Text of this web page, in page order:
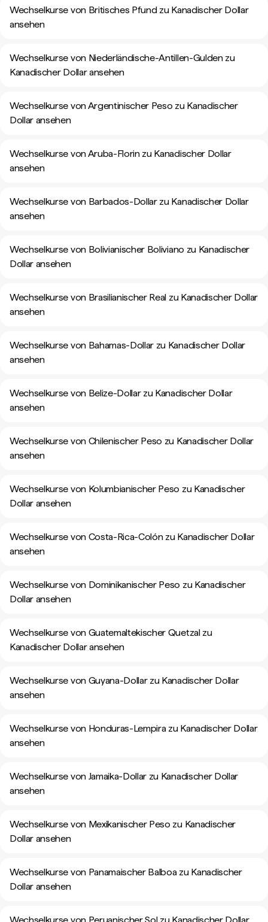
Wechselkurse von Britisches Pfund zu Kanadischer Dollar
ansehen
Wechselkurse von Niederländische-Antillen-Gulden zu
Kanadischer Dollar ansehen
Wechselkurse von Argentinischer Peso zu Kanadischer
Dollar ansehen
Wechselkurse von Aruba-Florin zu Kanadischer Dollar
ansehen
Wechselkurse von Barbados-Dollar zu Kanadischer Dollar
ansehen
Wechselkurse von Bolivianischer Boliviano zu Kanadischer
Dollar ansehen
Wechselkurse von Brasilianischer Real zu Kanadischer Dollar
ansehen
Wechselkurse von Bahamas-Dollar zu Kanadischer Dollar
ansehen
Wechselkurse von Belize-Dollar zu Kanadischer Dollar
ansehen
Wechselkurse von Chilenischer Peso zu Kanadischer Dollar
ansehen
Wechselkurse von Kolumbianischer Peso zu Kanadischer
Dollar ansehen
Wechselkurse von Costa-Rica-Colón zu Kanadischer Dollar
ansehen
Wechselkurse von Dominikanischer Peso zu Kanadischer
Dollar ansehen
Wechselkurse von Guatemaltekischer Quetzal zu
Kanadischer Dollar ansehen
Wechselkurse von Guyana-Dollar zu Kanadischer Dollar
ansehen
Wechselkurse von Honduras-Lempira zu Kanadischer Dollar
ansehen
Wechselkurse von Jamaika-Dollar zu Kanadischer Dollar
ansehen
Wechselkurse von Mexikanischer Peso zu Kanadischer
Dollar ansehen
Wechselkurse von Panamaischer Balboa zu Kanadischer
Dollar ansehen